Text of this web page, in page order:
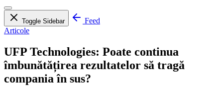
Toggle Sidebar
Feed
Articole
UFP Technologies: Poate continua
îmbunătățirea rezultatelor să tragă
compania în sus?